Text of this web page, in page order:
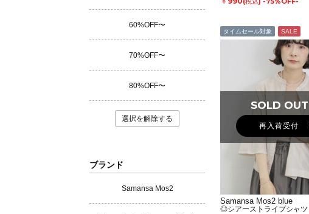
60%OFF〜
70%OFF〜
80%OFF〜
選択を解除する
ブランド
Samansa Mos2
タイムセール対象 SALE
SOLD OUT
SOLD OUT
再入荷受付
Samansa Mos2 blue
◎シアーストライプシャツ